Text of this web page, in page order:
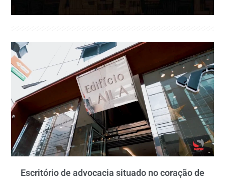
Escritório de advocacia situado no coração de